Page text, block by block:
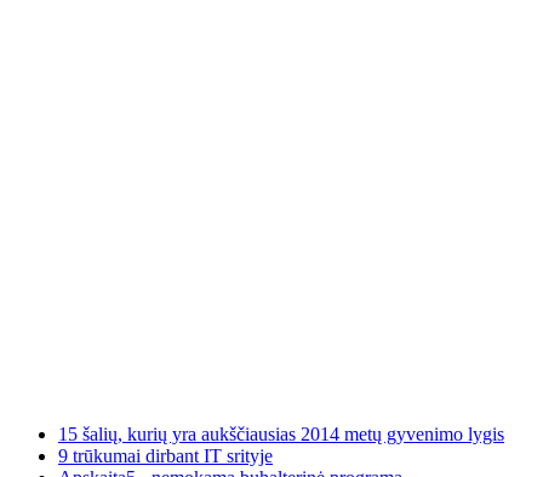
15 šalių, kurių yra aukščiausias 2014 metų gyvenimo lygis
9 trūkumai dirbant IT srityje